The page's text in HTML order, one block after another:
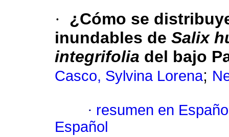
·
¿Cómo se
inundables de Salix
integrifolia del bajo
Casco, Sylvina Lorena;
· resumen en
Español